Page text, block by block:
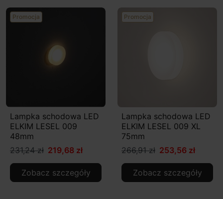
Promocja
Lampka schodowa LED
ELKIM LESEL 009
48mm
231,24 zł 219,68 zł
Zobacz szczegóły
Promocja
Lampka schodowa LED
ELKIM LESEL 009 XL
75mm
266,91 zł 253,56 zł
Zobacz szczegóły